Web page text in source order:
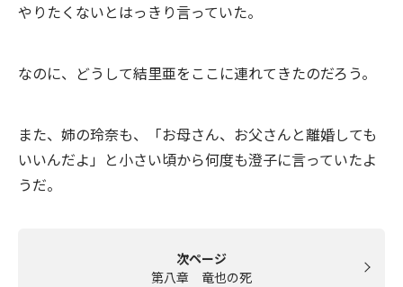
やりたくないとはっきり言っていた。
なのに、どうして結里亜をここに連れてきたのだろう。
また、姉の玲奈も、「お母さん、お父さんと離婚しても
いいんだよ」と小さい頃から何度も澄子に言っていたよ
うだ。
次ページ
第八章 竜也の死